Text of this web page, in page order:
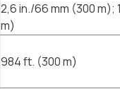
2,6 in./66 mm (300 m);
m)
984 ft. (300 m)